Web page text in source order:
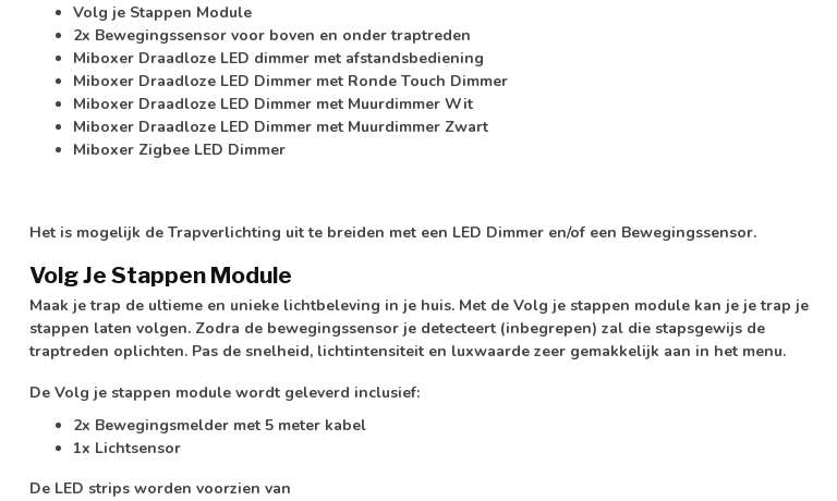
Volg je Stappen Module
2x Bewegingssensor voor boven en onder traptreden
Miboxer Draadloze LED dimmer met afstandsbediening
Miboxer Draadloze LED Dimmer met Ronde Touch Dimmer
Miboxer Draadloze LED Dimmer met Muurdimmer Wit
Miboxer Draadloze LED Dimmer met Muurdimmer Zwart
Miboxer Zigbee LED Dimmer
Het is mogelijk de Trapverlichting uit te breiden met een LED Dimmer en/of een Bewegingssensor.
Volg Je Stappen Module
Maak je trap de ultieme en unieke lichtbeleving in je huis. Met de Volg je stappen module kan je je trap je
stappen laten volgen. Zodra de bewegingssensor je detecteert (inbegrepen) zal die stapsgewijs de
traptreden oplichten. Pas de snelheid, lichtintensiteit en luxwaarde zeer gemakkelijk aan in het menu.
De Volg je stappen module wordt geleverd inclusief:
2x Bewegingsmelder met 5 meter kabel
1x Lichtsensor
De LED strips worden voorzien van